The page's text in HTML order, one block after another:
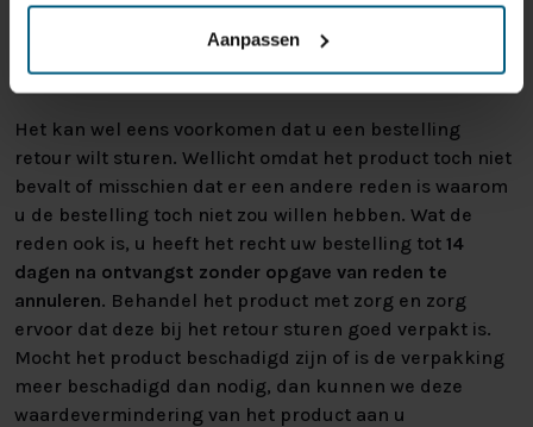
Aanpassen
worden genomen.
Het kan wel eens voorkomen dat u een bestelling
retour wilt sturen. Wellicht omdat het product toch niet
bevalt of misschien dat er een andere reden is waarom
u de bestelling toch niet zou willen hebben. Wat de
reden ook is, u heeft het recht uw bestelling tot 14
dagen na ontvangst zonder opgave van reden te
annuleren. Behandel het product met zorg en zorg
ervoor dat deze bij het retour sturen goed verpakt is.
Mocht het product beschadigd zijn of is de verpakking
meer beschadigd dan nodig, dan kunnen we deze
waardevermindering van het product aan u